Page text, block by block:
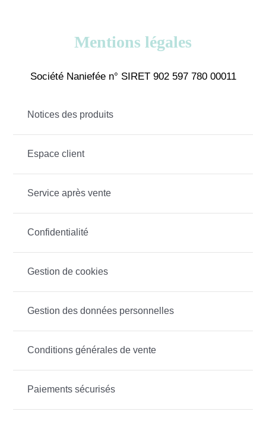
Mentions légales
Société Naniefée n° SIRET 902 597 780 00011
Notices des produits
Espace client
Service après vente
Confidentialité
Gestion de cookies
Gestion des données personnelles
Conditions générales de vente
Paiements sécurisés